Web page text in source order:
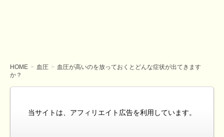
HOME 血圧
血圧が高いのを放っておくとどんな症状が出てきます
か？
当サイトは、アフィリエイト広告を利用しています。